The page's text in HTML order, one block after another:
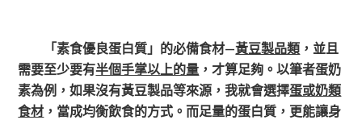
「素食優良蛋白質」的必備食材—黃豆製品類 ，並且
需要至少要有半個手掌以上的量 ，才算足夠。以筆者蛋奶
素為例，如果沒有黃豆製品等來源，我就會選擇蛋或奶類
食材 ，當成均衡飲食的方式。而足量的蛋白質，更能讓身